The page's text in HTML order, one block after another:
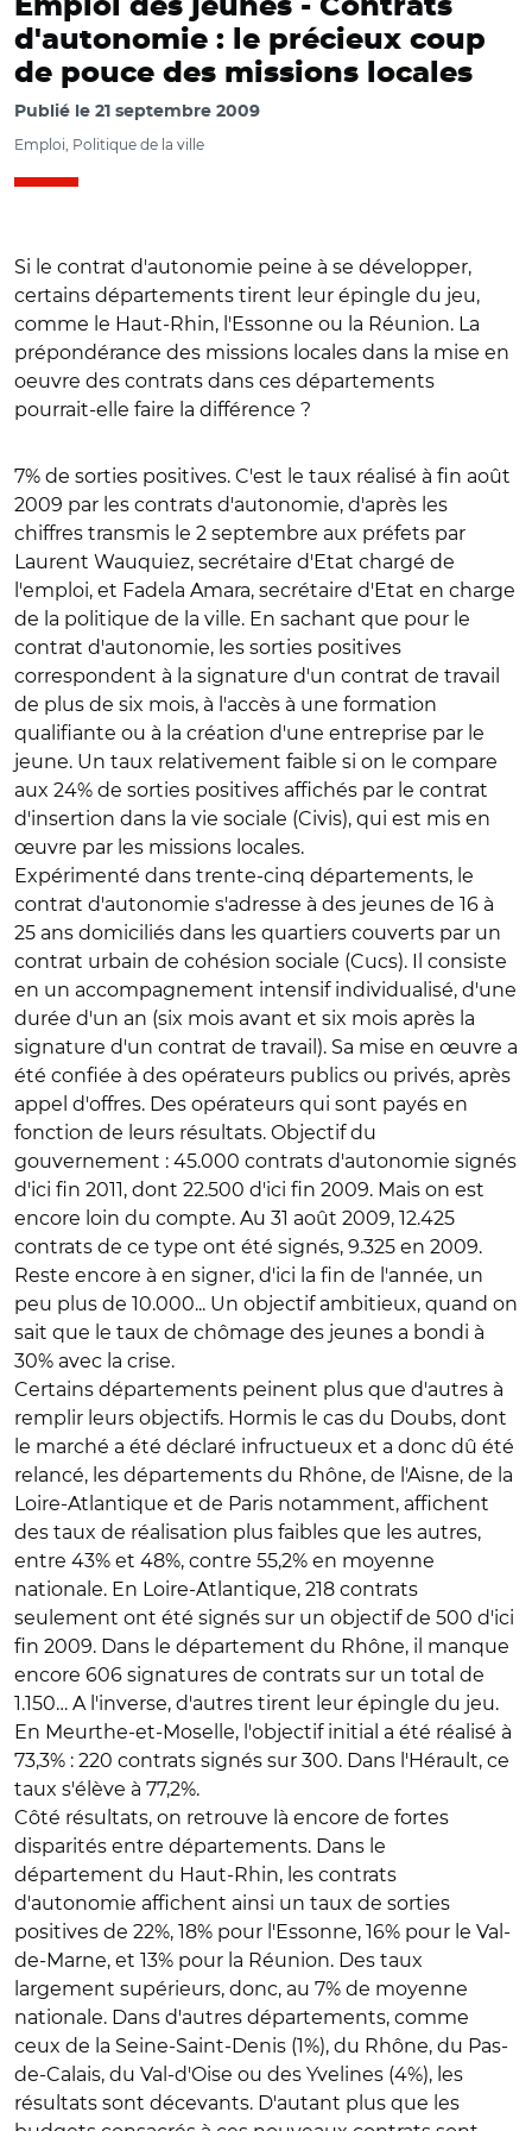
Emploi des jeunes - Contrats
d'autonomie : le précieux coup
de pouce des missions locales
Publié le 21 septembre 2009
Emploi, Politique de la ville
Si le contrat d'autonomie peine à se développer,
certains départements tirent leur épingle du jeu,
comme le Haut-Rhin, l'Essonne ou la Réunion. La
prépondérance des missions locales dans la mise en
oeuvre des contrats dans ces départements
pourrait-elle faire la différence ?
7% de sorties positives. C'est le taux réalisé à fin août
2009 par les contrats d'autonomie, d'après les
chiffres transmis le 2 septembre aux préfets par
Laurent Wauquiez, secrétaire d'Etat chargé de
l'emploi, et Fadela Amara, secrétaire d'Etat en charge
de la politique de la ville. En sachant que pour le
contrat d'autonomie, les sorties positives
correspondent à la signature d'un contrat de travail
de plus de six mois, à l'accès à une formation
qualifiante ou à la création d'une entreprise par le
jeune. Un taux relativement faible si on le compare
aux 24% de sorties positives affichés par le contrat
d'insertion dans la vie sociale (Civis), qui est mis en
œuvre par les missions locales.
Expérimenté dans trente-cinq départements, le
contrat d'autonomie s'adresse à des jeunes de 16 à
25 ans domiciliés dans les quartiers couverts par un
contrat urbain de cohésion sociale (Cucs). Il consiste
en un accompagnement intensif individualisé, d'une
durée d'un an (six mois avant et six mois après la
signature d'un contrat de travail). Sa mise en œuvre a
été confiée à des opérateurs publics ou privés, après
appel d'offres. Des opérateurs qui sont payés en
fonction de leurs résultats. Objectif du
gouvernement : 45.000 contrats d'autonomie signés
d'ici fin 2011, dont 22.500 d'ici fin 2009. Mais on est
encore loin du compte. Au 31 août 2009, 12.425
contrats de ce type ont été signés, 9.325 en 2009.
Reste encore à en signer, d'ici la fin de l'année, un
peu plus de 10.000... Un objectif ambitieux, quand on
sait que le taux de chômage des jeunes a bondi à
30% avec la crise.
Certains départements peinent plus que d'autres à
remplir leurs objectifs. Hormis le cas du Doubs, dont
le marché a été déclaré infructueux et a donc dû été
relancé, les départements du Rhône, de l'Aisne, de la
Loire-Atlantique et de Paris notamment, affichent
des taux de réalisation plus faibles que les autres,
entre 43% et 48%, contre 55,2% en moyenne
nationale. En Loire-Atlantique, 218 contrats
seulement ont été signés sur un objectif de 500 d'ici
fin 2009. Dans le département du Rhône, il manque
encore 606 signatures de contrats sur un total de
1.150… A l'inverse, d'autres tirent leur épingle du jeu.
En Meurthe-et-Moselle, l'objectif initial a été réalisé à
73,3% : 220 contrats signés sur 300. Dans l'Hérault, ce
taux s'élève à 77,2%.
Côté résultats, on retrouve là encore de fortes
disparités entre départements. Dans le
département du Haut-Rhin, les contrats
d'autonomie affichent ainsi un taux de sorties
positives de 22%, 18% pour l'Essonne, 16% pour le Val-
de-Marne, et 13% pour la Réunion. Des taux
largement supérieurs, donc, au 7% de moyenne
nationale. Dans d'autres départements, comme
ceux de la Seine-Saint-Denis (1%), du Rhône, du Pas-
de-Calais, du Val-d'Oise ou des Yvelines (4%), les
résultats sont décevants. D'autant plus que les